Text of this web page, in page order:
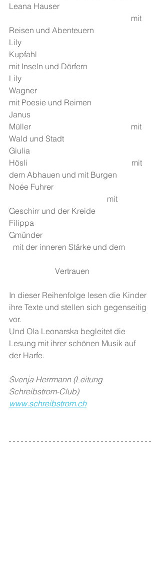
Leana Hauser
mit
Reisen und Abenteuern
Lily
Kupfahl
mit Inseln und Dörfern
Lily
Wagner
mit Poesie und Reimen
Janus
Müller                                                  mit
Wald und Stadt
Giulia
Hösli                                                    mit
dem Abhauen und mit Burgen
Noée Fuhrer
mit
Geschirr und der Kreide
Filippa
Gmünder
mit der inneren Stärke und dem
Vertrauen
In dieser Reihenfolge lesen die Kinder
ihre Texte und stellen sich gegenseitig
vor.
Und Ola Leonarska begleitet die
Lesung mit ihrer schönen Musik auf
der Harfe.
Svenja Herrmann (Leitung
Schreibstrom-Club)
www.schreibstrom.ch